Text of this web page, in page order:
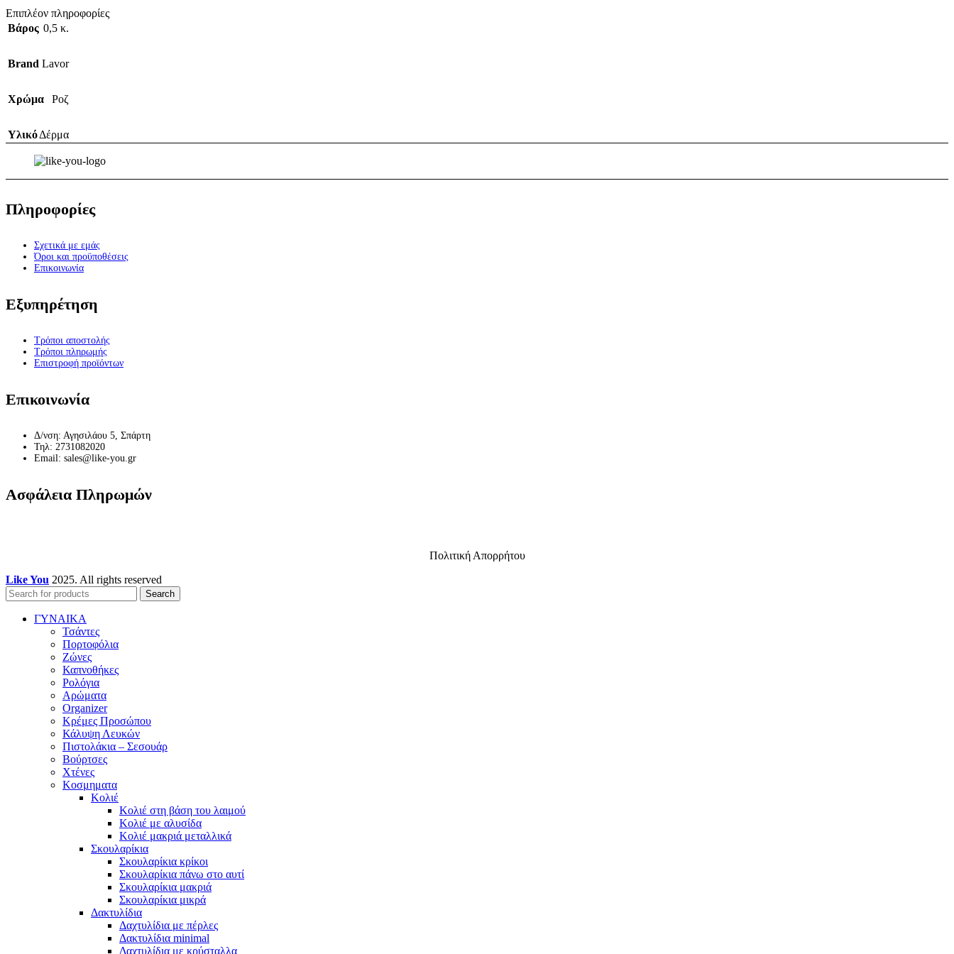
Επιπλέον πληροφορίες
Βάρος 0,5 κ.
Brand Lavor
Χρώμα Ροζ
ΥλικόΔέρμα
Πληροφορίες
Σχετικά με εμάς
Όροι και προϋποθέσεις
Επικοινωνία
Εξυπηρέτηση
Τρόποι αποστολής
Τρόποι πληρωμής
Επιστροφή προϊόντων
Επικοινωνία
Δ/νση: Αγησιλάου 5, Σπάρτη
Τηλ: 2731082020
Email: sales@like-you.gr
Ασφάλεια Πληρωμών
Πολιτική Απορρήτου
Like You 2025. All rights reserved
Search
ΓΥΝΑΙΚΑ
Τσάντες
Πορτοφόλια
Ζώνες
Καπνοθήκες
Ρολόγια
Αρώματα
Organizer
Κρέμες Προσώπου
Κάλυψη Λευκών
Πιστολάκια – Σεσουάρ
Βούρτσες
Χτένες
Κοσμηματα
Κολιέ
Κολιέ στη βάση του λαιμού
Κολιέ με αλυσίδα
Κολιέ μακριά μεταλλικά
Σκουλαρίκια
Σκουλαρίκια κρίκοι
Σκουλαρίκια πάνω στο αυτί
Σκουλαρίκια μακριά
Σκουλαρίκια μικρά
Δακτυλίδια
Δαχτυλίδια με πέρλες
Δακτυλίδια minimal
Δαχτυλίδια με κρύσταλλα